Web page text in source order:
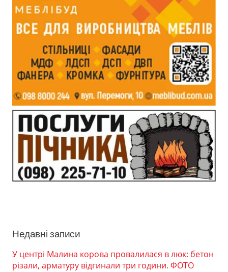
Недавні записи
У центрі Малина корова провалилася в люк: бетон
різали, арматуру відгинали три години. ФОТО